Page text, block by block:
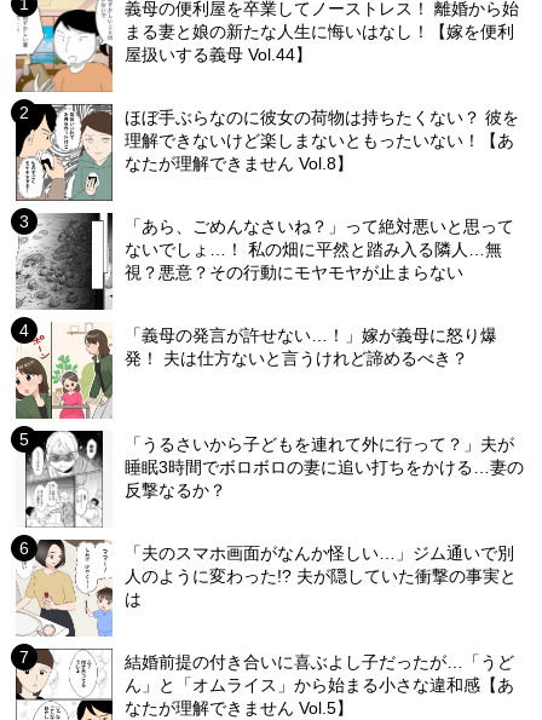
義母の便利屋を卒業してノーストレス！ 離婚から始
まる妻と娘の新たな人生に悔いはなし！【嫁を便利
屋扱いする義母 Vol.44】
ほぼ手ぶらなのに彼女の荷物は持ちたくない？ 彼を
理解できないけど楽しまないともったいない！【あ
なたが理解できません Vol.8】
「あら、ごめんなさいね？」って絶対悪いと思って
ないでしょ…！ 私の畑に平然と踏み入る隣人…無
視？悪意？その行動にモヤモヤが止まらない
「義母の発言が許せない…！」嫁が義母に怒り爆
発！ 夫は仕方ないと言うけれど諦めるべき？
「うるさいから子どもを連れて外に行って？」夫が
睡眠3時間でボロボロの妻に追い打ちをかける…妻の
反撃なるか？
「夫のスマホ画面がなんか怪しい…」ジム通いで別
人のように変わった!? 夫が隠していた衝撃の事実と
は
結婚前提の付き合いに喜ぶよし子だったが…「うど
ん」と「オムライス」から始まる小さな違和感【あ
なたが理解できません Vol.5】